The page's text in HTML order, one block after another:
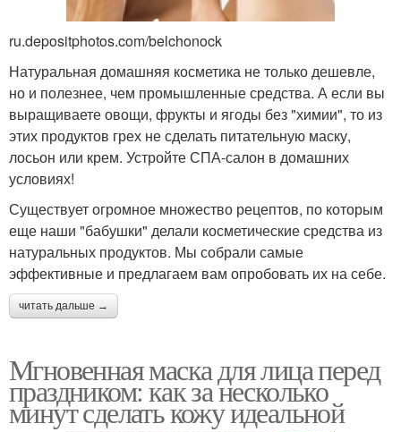
ru.depositphotos.com/belchonock
Натуральная домашняя косметика не только дешевле,
но и полезнее, чем промышленные средства. А если вы
выращиваете овощи, фрукты и ягоды без "химии", то из
этих продуктов грех не сделать питательную маску,
лосьон или крем. Устройте СПА-салон в домашних
условиях!
Существует огромное множество рецептов, по которым
еще наши "бабушки" делали косметические средства из
натуральных продуктов. Мы собрали самые
эффективные и предлагаем вам опробовать их на себе.
читать дальше →
Мгновенная маска для лица перед
праздником: как за несколько
минут сделать кожу идеальной